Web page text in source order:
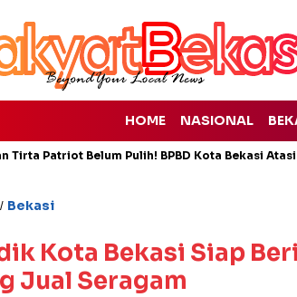
HOME NASIONAL
Tirta Patriot Belum Pulih! BPBD Kota Bekasi
/ Bekasi
Kota Bekasi Siap
Jual Seragam